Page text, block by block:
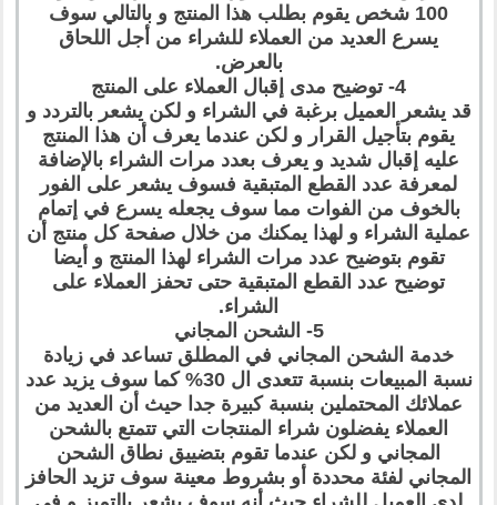
100 شخص يقوم بطلب هذا المنتج و بالتالي سوف
يسرع العديد من العملاء للشراء من أجل اللحاق
بالعرض.
4- توضيح مدى إقبال العملاء على المنتج
قد يشعر العميل برغبة في الشراء و لكن يشعر بالتردد و
يقوم بتأجيل القرار و لكن عندما يعرف أن هذا المنتج
عليه إقبال شديد و يعرف بعدد مرات الشراء بالإضافة
لمعرفة عدد القطع المتبقية فسوف يشعر على الفور
بالخوف من الفوات مما سوف يجعله يسرع في إتمام
عملية الشراء و لهذا يمكنك من خلال صفحة كل منتج أن
تقوم بتوضيح عدد مرات الشراء لهذا المنتج و أيضا
توضيح عدد القطع المتبقية حتى تحفز العملاء على
الشراء.
5- الشحن المجاني
خدمة الشحن المجاني في المطلق تساعد في زيادة
نسبة المبيعات بنسبة تتعدى ال 30% كما سوف يزيد عدد
عملائك المحتملين بنسبة كبيرة جدا حيث أن العديد من
العملاء يفضلون شراء المنتجات التي تتمتع بالشحن
المجاني و لكن عندما تقوم بتضييق نطاق الشحن
المجاني لفئة محددة أو بشروط معينة سوف تزيد الحافز